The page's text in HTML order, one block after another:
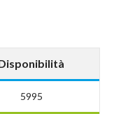
5995